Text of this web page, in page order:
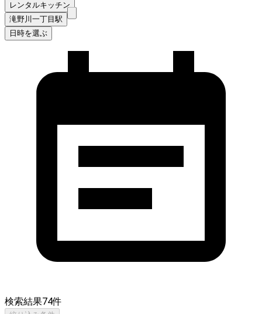
レンタルキッチン
滝野川一丁目駅
日時を選ぶ
検索結果74件